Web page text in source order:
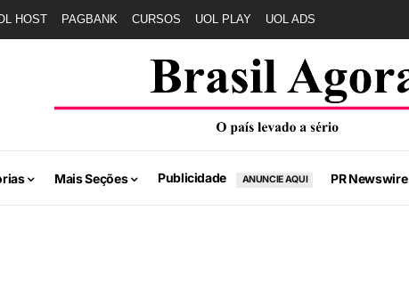
HOST PAGBANK CURSOS UOL PLAY UOL ADS
Mais Seções Publicidade ANUNCIE AQUI PR Newswire